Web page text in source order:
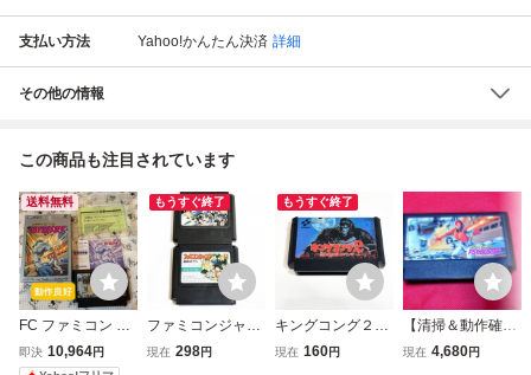
支払い方法 Yahoo!かんたん決済 詳細
その他の情報
この商品も注目されています
送料無料
FC ファミコン メ
タルフレームサイ
バスター
即決 10,964円
もうすぐ終了
ファミコンジャン
プ１・２セット
現在 298円
もうすぐ終了
キングコング２
【動作確認済】８
現在 160円
【清掃＆動作確認
済】FC ファミコ
現在 4,680円